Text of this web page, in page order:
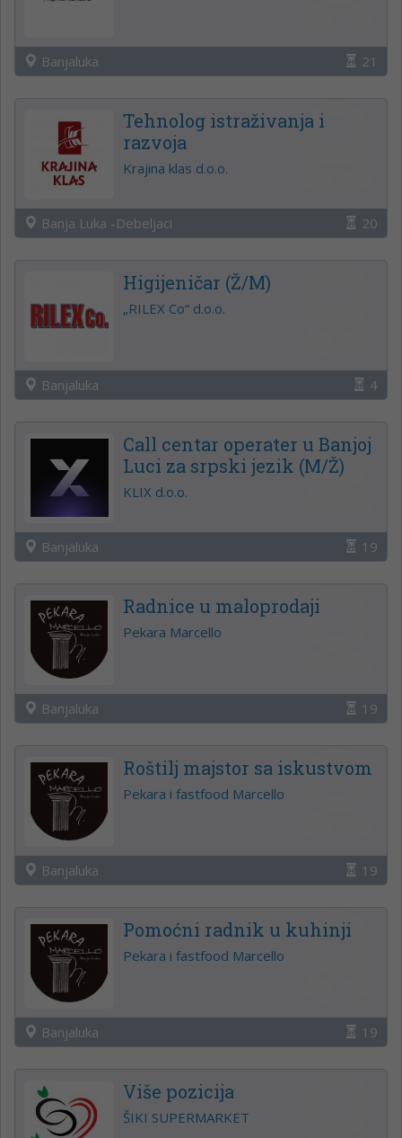
Banjaluka 21
Tehnolog istraživanja i
razvoja
Krajina klas d.o.o.
Banja Luka -Debeljaci 20
Higijeničar (Ž/M)
„RILEX Co“ d.o.o.
Banjaluka 4
Call centar operater u Banjoj
Luci za srpski jezik (M/Ž)
KLIX d.o.o.
Banjaluka 19
Radnice u maloprodaji
Pekara Marcello
Banjaluka 19
Roštilj majstor sa iskustvom
Pekara i fastfood Marcello
Banjaluka 19
Pomoćni radnik u kuhinji
Pekara i fastfood Marcello
Banjaluka 19
Više pozicija
ŠIKI SUPERMARKET